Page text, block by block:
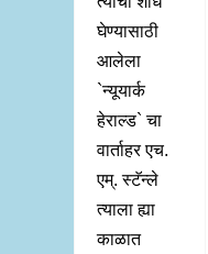
घेण्यासाठी
आलेला
`न्यूयार्क
हेराल्ड` चा
वार्ताहर एच.
एम्. स्टॅन्ले
त्याला ह्या
काळात